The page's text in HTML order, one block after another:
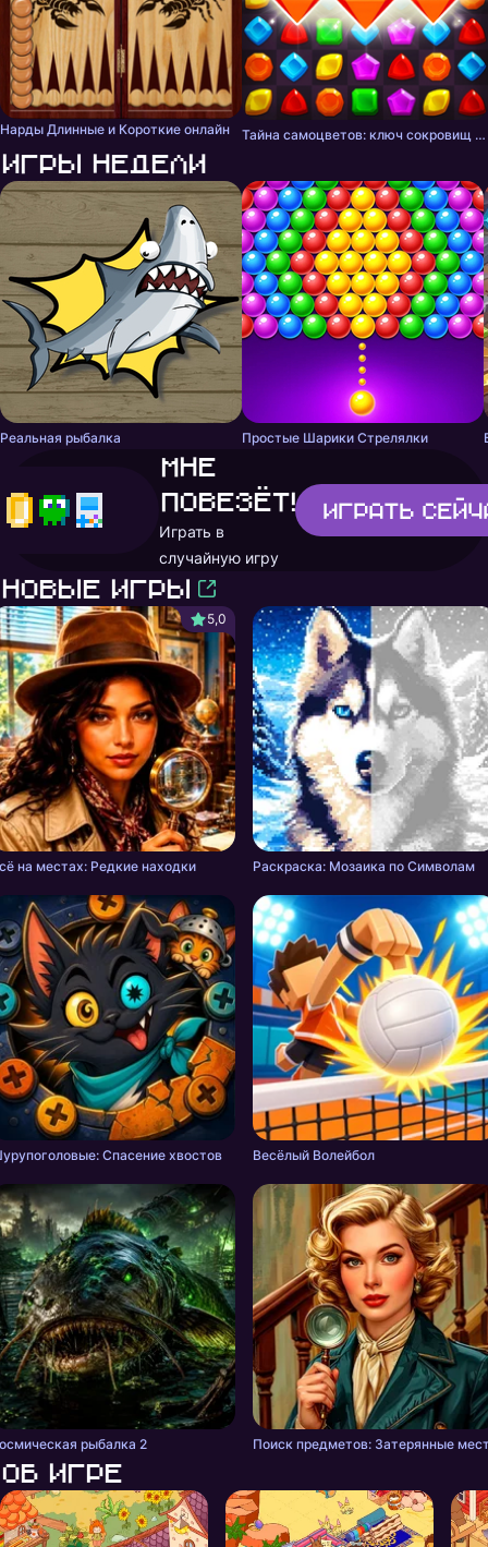
Нарды Длинные и Короткие онлайн Тайна самоцветов: ключ сокровищ - три в ряд
Игры недели
Реальная рыбалка Простые Шарики Стрелялки
Мне
повезёт!
Играть в
случайную игру
Играть
Новые игры
5,0
на местах: Редкие находки Раскраска: Мозаика по Символам
Спасение хвостов Весёлый Волейбол
рыбалка 2 Поиск предметов: Затерянные
Об игре